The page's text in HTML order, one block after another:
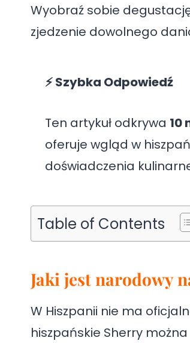
Wyobraź sobie
zjedzenie dowolnego
⚡ Szybka Odpowiedź
Ten artykuł odkrywa 10
oferuje wgląd w
doświadczenia
Table of Contents
Jaki jest narodowy
W Hiszpanii nie ma
hiszpańskie Sherry